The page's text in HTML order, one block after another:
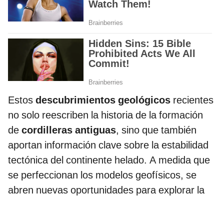
Estos descubrimientos geológicos recientes
no solo reescriben la historia de la formación
de cordilleras antiguas, sino que también
aportan información clave sobre la estabilidad
tectónica del continente helado. A medida que
se perfeccionan los modelos geofísicos, se
abren nuevas oportunidades para explorar la